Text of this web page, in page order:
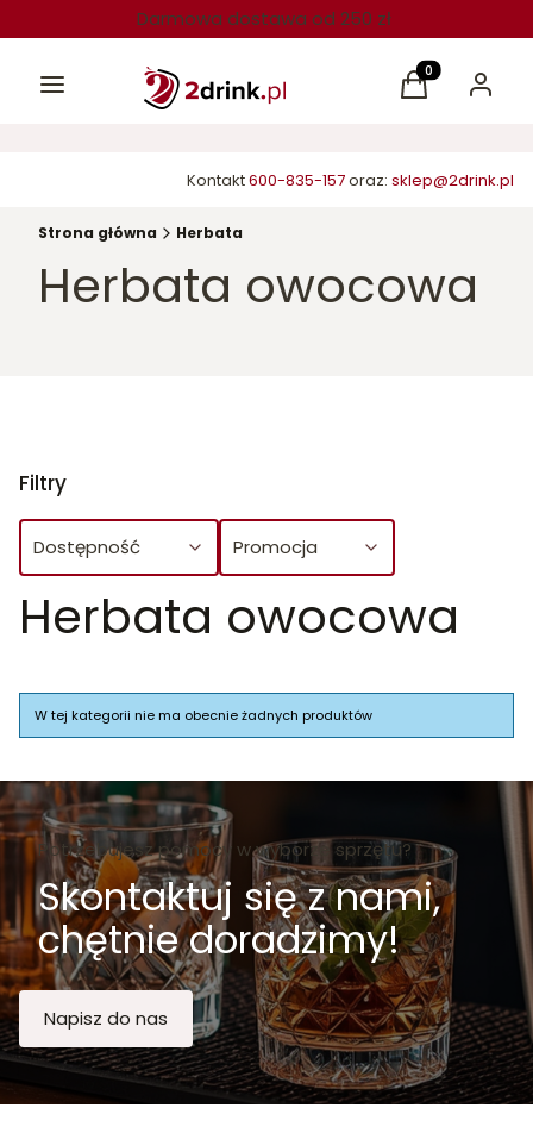
Darmowa dostawa od 250 zł
Menu Produkty w
Koszyk Zaloguj
Kontakt600-835-157oraz: sklep@2drink.pl
Strona główna Herbata
Herbata owocowa
Filtry
Dostępność Promocja
Koniec filtrów
Herbata owocowa
Lista produktów
W tej kategorii nie ma obecnie żadnych produktów
Potrzebujesz pomocy w wyborze sprzętu?
Skontaktuj się z nami,
chętnie doradzimy!
Napisz do nas